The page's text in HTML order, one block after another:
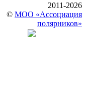
2011-2026
© МОО «Ассоциация
полярников»